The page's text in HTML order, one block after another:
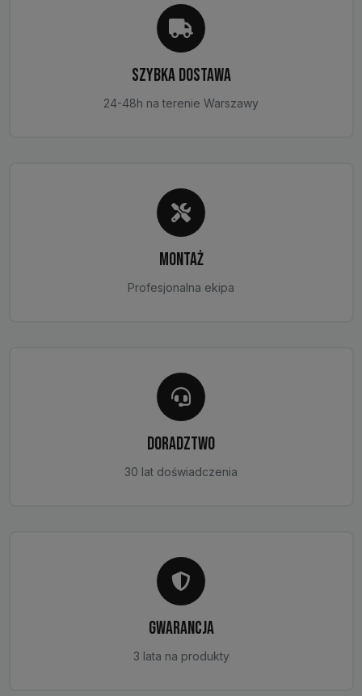
SZYBKA DOSTAWA
24-48h na terenie Warszawy
MONTAŻ
Profesjonalna ekipa
DORADZTWO
30 lat doświadczenia
GWARANCJA
3 lata na produkty